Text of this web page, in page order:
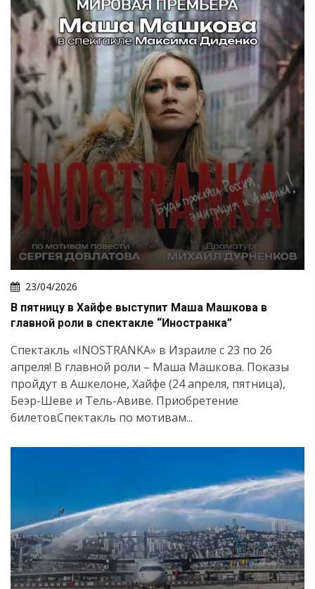
23/04/2026
В пятницу в Хайфе выступит Маша Машкова в
главной роли в спектакле “Иностранка”
Спектакль «INOSTRANKA» в Израиле с 23 по 26
апреля! В главной роли – Маша Машкова. Показы
пройдут в Ашкелоне, Хайфе (24 апреля, пятница),
Беэр-Шеве и Тель-Авиве. Приобретение
билетовСпектакль по мотивам...